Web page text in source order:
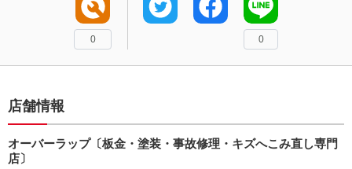
0 0
店舗情報
オーバーラップ〔板金・塗装・事故修理・キズへこみ直し専門
店〕